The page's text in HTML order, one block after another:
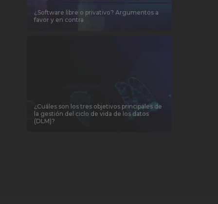
¿Software libre o privativo? Argumentos a
favor y en contra
¿Cuáles son los tres objetivos principales de
la gestión del ciclo de vida de los datos
(DLM)?